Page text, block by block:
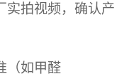
实拍视频，确认产
（如甲醛